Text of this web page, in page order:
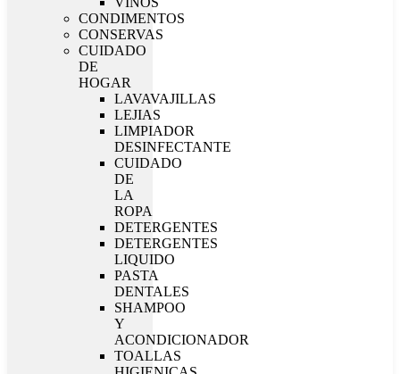
CONDIMENTOS
CONSERVAS
CUIDADO
DE
HOGAR
LAVAVAJILLAS
LEJIAS
LIMPIADOR
DESINFECTANTE
CUIDADO
DE
LA
ROPA
DETERGENTES
DETERGENTES
LIQUIDO
PASTA
DENTALES
SHAMPOO
Y
ACONDICIONADOR
TOALLAS